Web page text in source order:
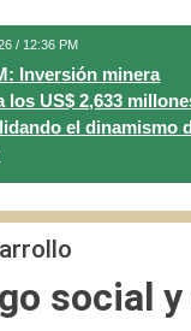
/ 12:36 PM
Inversión minera
los US$ 2,633
el dinamismo
social